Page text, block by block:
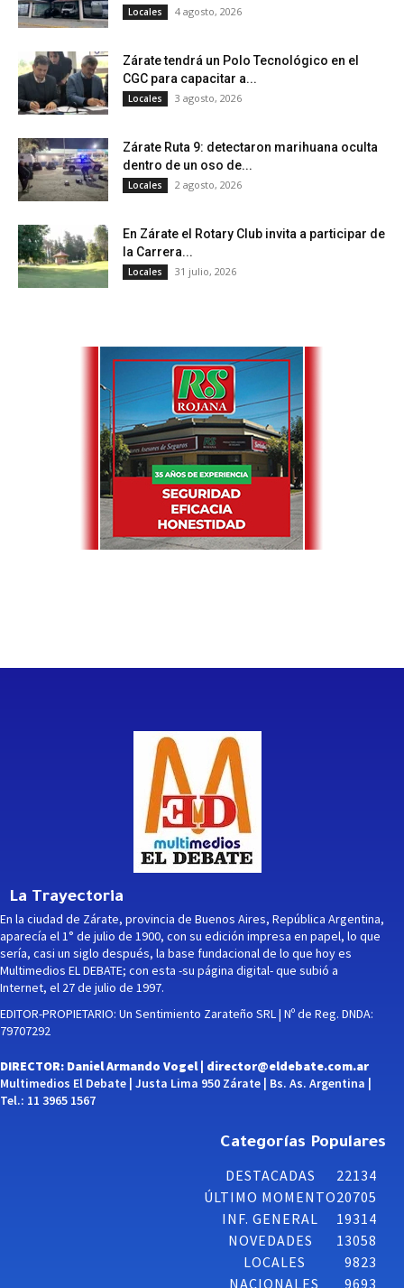
Locales 4 agosto, 2026
Zárate tendrá un Polo Tecnológico en el
CGC para capacitar a...
Locales 3 agosto, 2026
Zárate Ruta 9: detectaron marihuana oculta
dentro de un oso de...
Locales 2 agosto, 2026
En Zárate el Rotary Club invita a participar de
la Carrera...
Locales 31 julio, 2026
La Trayectoria
En la ciudad de Zárate, provincia de Buenos Aires, República Argentina,
aparecía el 1° de julio de 1900, con su edición impresa en papel, lo que
sería, casi un siglo después, la base fundacional de lo que hoy es
Multimedios EL DEBATE; con esta -su página digital- que subió a
Internet, el 27 de julio de 1997.
EDITOR-PROPIETARIO: Un Sentimiento Zarateño SRL | Nº de Reg. DNDA:
79707292
DIRECTOR: Daniel Armando Vogel | director@eldebate.com.ar
Multimedios El Debate | Justa Lima 950 Zárate | Bs. As. Argentina |
Tel.: 11 3965 1567
Categorías Populares
DESTACADAS
22134
ÚLTIMO MOMENTO20705
INF. GENERAL
19314
NOVEDADES
13058
LOCALES
9823
NACIONALES
9693